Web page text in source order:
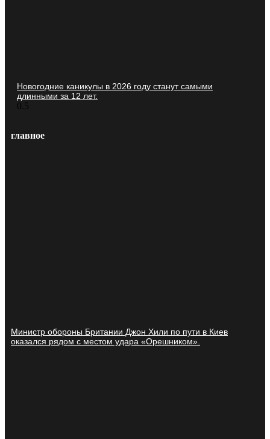
Новогодние каникулы в 2026 году станут самыми
длинными за 12 лет.
главное
Министр обороны Британии Джон Хили по пути в Киев
оказался рядом с местом удара «Орешником».